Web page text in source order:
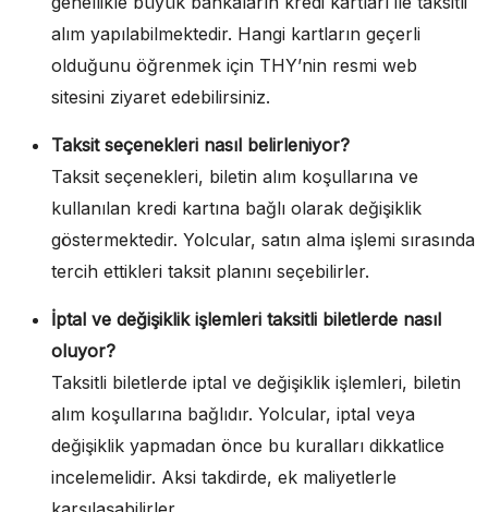
alım yapılabilmektedir. Hangi kartların geçerli
olduğunu öğrenmek için THY’nin resmi web
sitesini ziyaret edebilirsiniz.
Taksit seçenekleri nasıl belirleniyor?
Taksit seçenekleri, biletin alım koşullarına ve
kullanılan kredi kartına bağlı olarak değişiklik
göstermektedir. Yolcular, satın alma işlemi sırasında
tercih ettikleri taksit planını seçebilirler.
İptal ve değişiklik işlemleri taksitli biletlerde nasıl
oluyor?
Taksitli biletlerde iptal ve değişiklik işlemleri, biletin
alım koşullarına bağlıdır. Yolcular, iptal veya
değişiklik yapmadan önce bu kuralları dikkatlice
incelemelidir. Aksi takdirde, ek maliyetlerle